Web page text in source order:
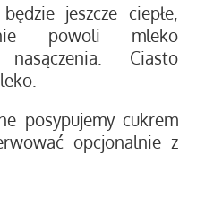
jeszcze ciepłe,
powoli mleko
Ciasto
posypujemy cukrem
opcjonalnie z